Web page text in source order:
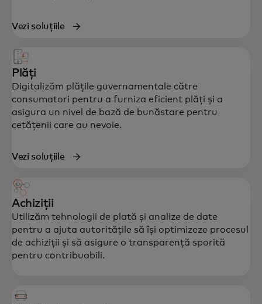
Vezi soluțiile
Plăți
Digitalizăm plățile guvernamentale către
consumatori pentru a furniza eficient plăți și a
asigura un nivel de bază de bunăstare pentru
cetățenii care au nevoie.
Vezi soluțiile
Achiziții
Utilizăm tehnologii de plată și analize de date
pentru a ajuta autoritățile să își optimizeze procesul
de achiziții și să asigure o transparență sporită
pentru contribuabili.